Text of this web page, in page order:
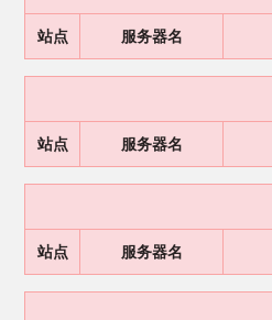
站点 服务器名
站点 服务器名
站点 服务器名